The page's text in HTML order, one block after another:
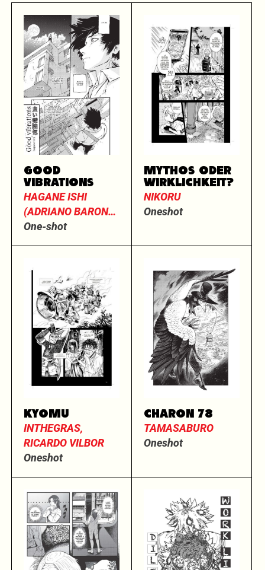
GOOD
VIBRATIONS
HAGANE ISHI
(ADRIANO BARONE
& MASSIMO
One-shot
MYTHOS ODER
WIRKLICHKEIT?
NIKORU
Oneshot
KYOMU
INTHEGRAS,
RICARDO VILBOR
Oneshot
CHARON 78
TAMASABURO
Oneshot